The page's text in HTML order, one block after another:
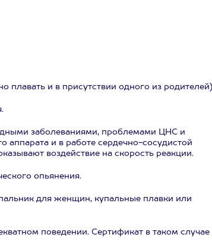
плавать и в присутствии одного из
заболеваниями, проблемами ЦНС и
и в работе сердечно-сосудистой
воздействие на скорость реакции.
опьянения.
для женщин, купальные плавки или
поведении. Сертификат в таком случае